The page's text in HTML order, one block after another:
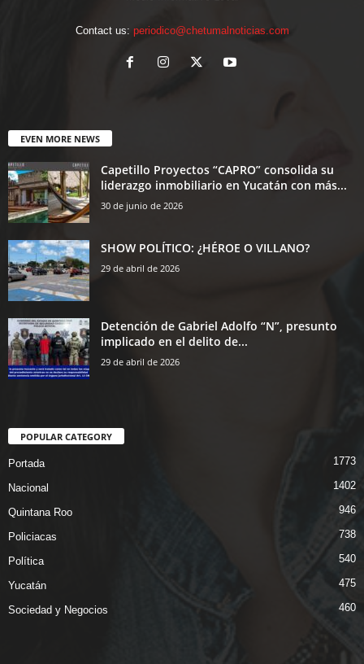
Contact us: periodico@chetumalnoticias.com
EVEN MORE NEWS
Capetillo Proyectos “CAPRO” consolida su
liderazgo inmobiliario en Yucatán con más...
30 de junio de 2026
SHOW POLÍTICO: ¿HÉROE O VILLANO?
29 de abril de 2026
Detención de Gabriel Adolfo “N”, presunto
implicado en el delito de...
29 de abril de 2026
POPULAR CATEGORY
Portada 1773
Nacional 1402
Quintana Roo 946
Policiacas 738
Política 540
Yucatán 475
Sociedad y Negocios 460